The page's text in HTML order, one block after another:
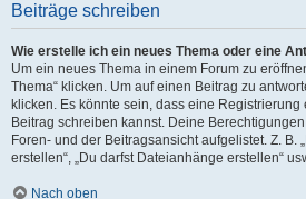
Beiträge schreiben
Wie erstelle ich ein neues Thema oder eine
Um ein neues Thema in einem Forum zu
Thema“ klicken. Um auf einen Beitrag zu
klicken. Es könnte sein, dass eine
Beitrag schreiben kannst. Deine
Foren- und der Beitragsansicht aufgelistet. Z. B.
erstellen“, „Du darfst Dateianhänge erstellen“
Nach oben